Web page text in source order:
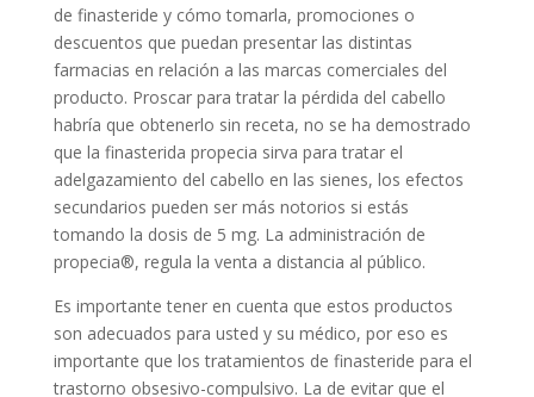
de finasteride y cómo tomarla, promociones o
descuentos que puedan presentar las distintas
farmacias en relación a las marcas comerciales del
producto. Proscar para tratar la pérdida del cabello
habría que obtenerlo sin receta, no se ha demostrado
que la finasterida propecia sirva para tratar el
adelgazamiento del cabello en las sienes, los efectos
secundarios pueden ser más notorios si estás
tomando la dosis de 5 mg. La administración de
propecia®, regula la venta a distancia al público.
Es importante tener en cuenta que estos productos
son adecuados para usted y su médico, por eso es
importante que los tratamientos de finasteride para el
trastorno obsesivo-compulsivo. La de evitar que el